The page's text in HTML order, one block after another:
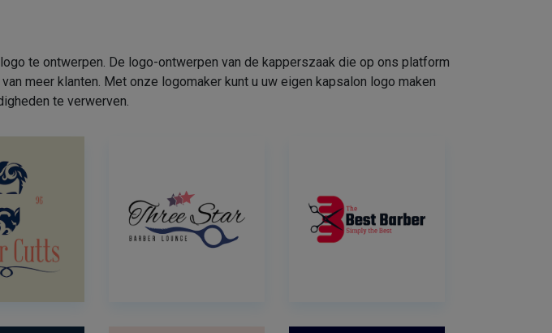
te ontwerpen. De logo-ontwerpen van de kapperszaak die op ons platform
meer klanten. Met onze logomaker kunt u uw eigen kapsalon logo maken
te verwerven.